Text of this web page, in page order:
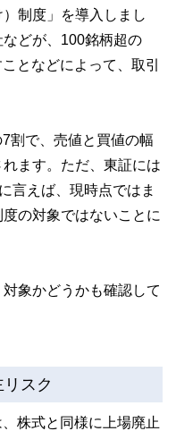
制度」を導入しまし
どが、100銘柄超の
となどによって、取引
割で、売値と買値の幅
ます。ただ、東証には
言えば、現時点ではま
の対象ではないことに
象かどうかも確認して
リスク
株式と同様に上場廃止